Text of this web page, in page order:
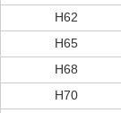
H62
H65
H68
H70